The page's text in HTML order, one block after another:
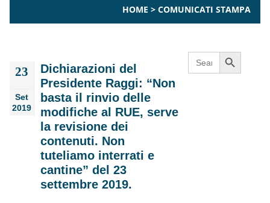
HOME > COMUNICATI STAMPA
23
Set
2019
Dichiarazioni del
Presidente Raggi: “Non
basta il rinvio delle
modifiche al RUE, serve
la revisione dei
contenuti. Non
tuteliamo interrati e
cantine” del 23
settembre 2019.
Search
for:
Search Button